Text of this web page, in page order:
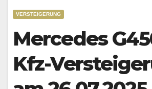
VERSTEIGERUNG
Mercedes
Kfz-